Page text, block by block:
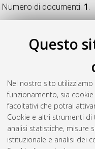
Questo
Nel nostro sito
funzionamento, sia
facoltativi che potrai
Cookie e altri strumenti
analisi statistiche, misure
istituzionale e analisi dei
Numero di documenti: 1.
l'incremento della
Università di Bologna,
[LM-DM270]
Questa lista e' stata